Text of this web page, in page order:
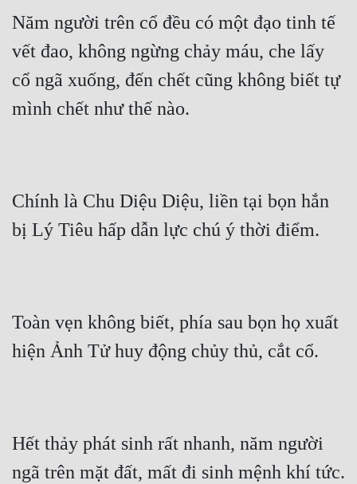
Năm người trên cổ đều có một đạo tinh tế
vết đao, không ngừng chảy máu, che lấy
cổ ngã xuống, đến chết cũng không biết tự
mình chết như thế nào.
Chính là Chu Diệu Diệu, liền tại bọn hắn
bị Lý Tiêu hấp dẫn lực chú ý thời điểm.
Toàn vẹn không biết, phía sau bọn họ xuất
hiện Ảnh Tử huy động chủy thủ, cắt cổ.
Hết thảy phát sinh rất nhanh, năm người
ngã trên mặt đất, mất đi sinh mệnh khí tức.